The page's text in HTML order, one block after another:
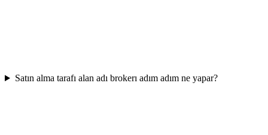
Satın alma tarafı alan adı brokerı adım adım ne yapar?